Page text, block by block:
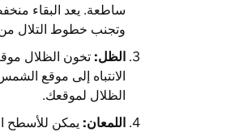
ساطعة. يعد البقاء
وتجنب خطوط التلال من
الظل: تخون الظلال
الانتباه إلى موقع
الظلال لموقعك.
اللمعان: يمكن للأسطح